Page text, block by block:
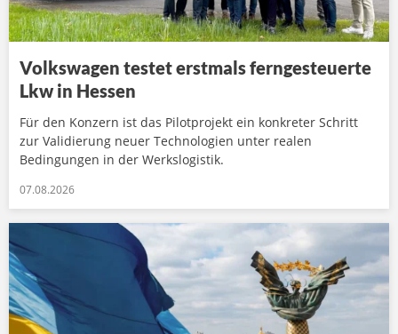
Volkswagen testet erstmals ferngesteuerte
Lkw in Hessen
Für den Konzern ist das Pilotprojekt ein konkreter Schritt
zur Validierung neuer Technologien unter realen
Bedingungen in der Werkslogistik.
07.08.2026